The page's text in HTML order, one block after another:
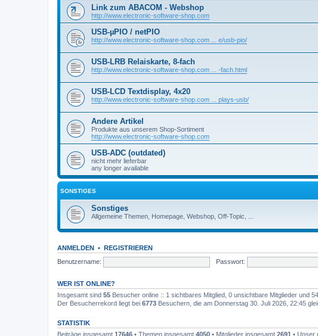
Link zum ABACOM - Webshop
http://www.electronic-software-shop.com
USB-µPIO / netPIO
http://www.electronic-software-shop.com ... e/usb-pio/
USB-LRB Relaiskarte, 8-fach
http://www.electronic-software-shop.com ... -fach.html
USB-LCD Textdisplay, 4x20
http://www.electronic-software-shop.com ... plays-usb/
Andere Artikel
Produkte aus unserem Shop-Sortiment
http://www.electronic-software-shop.com
USB-ADC (outdated)
nicht mehr lieferbar
any longer available
SONSTIGES
Sonstiges
Allgemeine Themen, Homepage, Webshop, Off-Topic, ...
ANMELDEN • REGISTRIEREN
Benutzername:
Passwort:
WER IST ONLINE?
Insgesamt sind 55 Besucher online :: 1 sichtbares Mitglied, 0 unsichtbare Mitglieder und
Der Besucherrekord liegt bei 6773 Besuchern, die am Donnerstag 30. Juli 2026, 22:45
STATISTIK
Beiträge insgesamt 17646 • Themen insgesamt 4050 • Mitglieder insgesamt 2691 • Unser